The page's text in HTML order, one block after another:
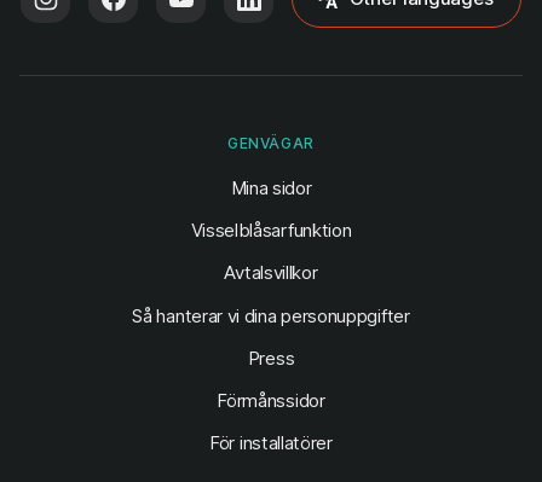
GENVÄGAR
Mina sidor(öppnas i ny flik)
Visselblåsarfunktion
Avtalsvillkor
Så hanterar vi dina personuppgifter
Press
Förmånssidor
För installatörer